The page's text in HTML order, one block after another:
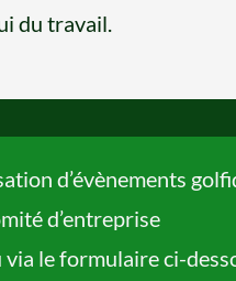
du travail.
d’évènements
d’entreprise
le formulaire ci-